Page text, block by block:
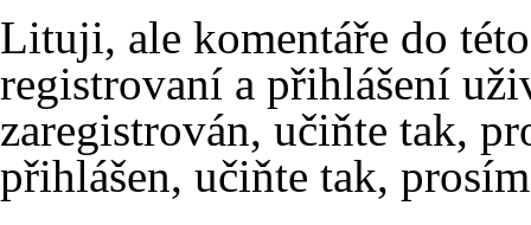
Lituji, ale komentáře do
registrovaní a přihlášení
zaregistrován, učiňte tak,
přihlášen, učiňte tak,